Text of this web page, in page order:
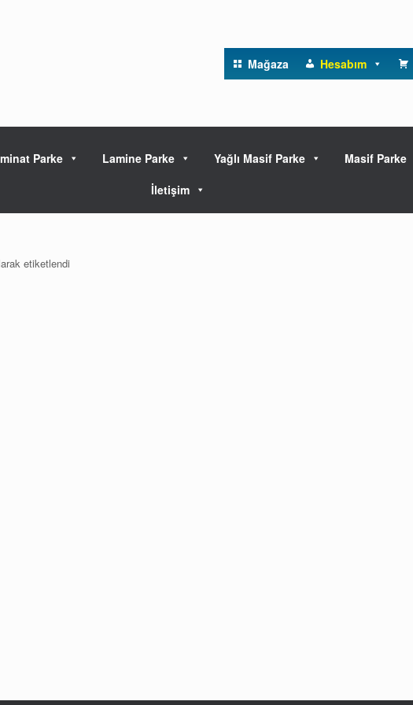
Mağaza Hesabım
Parke Lamine Parke Yağlı Masif Parke Masif Parke
İletişim
etiketlendi